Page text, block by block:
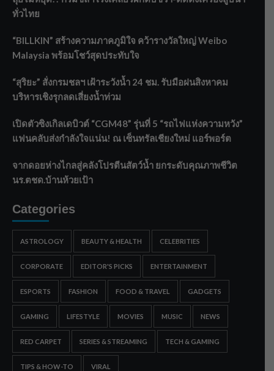
ทั่วไทย
“BILLKIN” สร้างความภาคภูมิใจ คว้ารางวัลใหญ่ Weibo
Malaysia พร้อมโชว์สุดประทับใจ
“สุริยะ” สั่งกรมชลฯ เฝ้าระวังน้ำ 24 ชม. รับมือฝนสิงหาคม
บริหารเชิงรุกลดเสี่ยงน้ำท่วม
เปิดตัวซิงเกิลเดบิวต์ “CGM48” รุ่นที่ 5 “รถไฟแห่งความหวัง”
แฟนคลับส่งกำลังใจแน่น! ณ เซ็นทรัลเชียงใหม่ แอร์พอร์ต
จากดอยห่างไกลสู่คลังโปรตีนสัตว์น้ำ ยกระดับคุณภาพชีวิต
นร.ตชด.บ้านห้วยเป้า
Categories
ASTROLOGY BEAUTY & HEALTH CELEBRITIES
CORPORATE EDITOR'S PICKS ENTERTAINMENT
ESPORTS FASHION FOOD & TRAVEL GADGETS
GAMING LIFESTYLE MOVIES MUSIC NEWS
RED CARPET SERIES & STREAMING TECH & GAMING
TIPS & HOW-TO VIRAL